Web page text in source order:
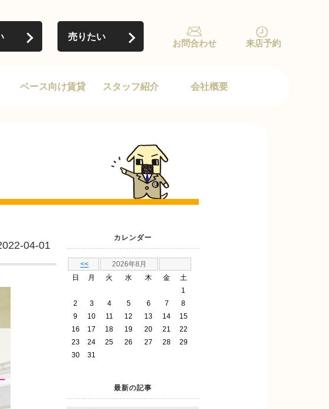
売りたい
お問合わせ 来店予約
ベース向け賃貸 スタッフ紹介 会社概要
04-01
カレンダー
<<
2026年8月
日
月 火 水 木 金
土
1
2
3 4 5 6 7
8
9
10 11 12 13 14
15
16
17 18 19 20 21
22
23
24 25 26 27 28
29
30
31
最新の記事